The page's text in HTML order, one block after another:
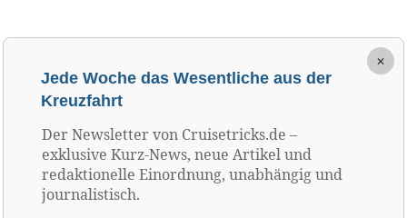
×
Jede Woche das Wesentliche aus der
Kreuzfahrt
Der Newsletter von Cruisetricks.de –
exklusive Kurz-News, neue Artikel und
redaktionelle Einordnung, unabhängig und
journalistisch.